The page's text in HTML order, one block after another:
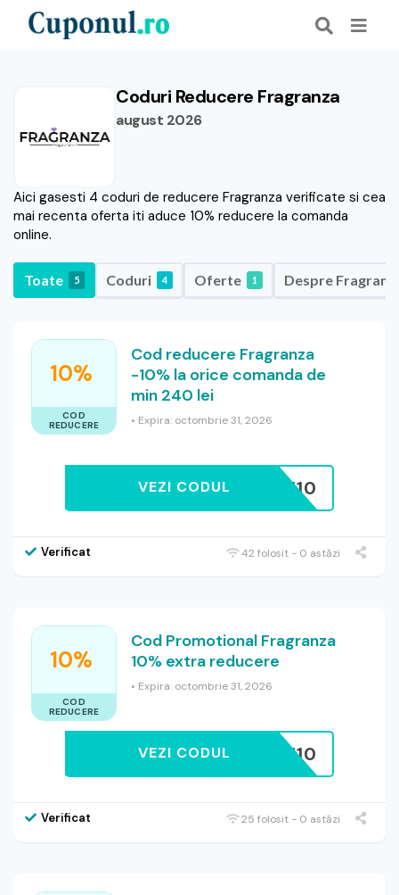
Coduri Reducere Fragranza
august 2026
Aici gasesti 4 coduri de reducere Fragranza verificate si cea
mai recenta oferta iti aduce 10% reducere la comanda
online.
Toate 5 Coduri 4 Oferte 1 Despre
10%
COD
REDUCERE
Cod reducere Fragranza
-10% la orice comanda de
min 240 lei
• Expira: octombrie 31, 2026
EDUCERI10
VEZI CODUL
Verificat 42 folosit - 0 astăzi
10%
COD
REDUCERE
Cod Promotional Fragranza
10% extra reducere
• Expira: octombrie 31, 2026
EDUCERI10
VEZI CODUL
Verificat 25 folosit - 0 astăzi